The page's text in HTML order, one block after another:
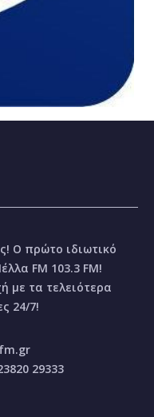
Ο πρώτο ιδιωτικό
FM 103.3 FM!
με τα τελειότερα
24/7!
29333